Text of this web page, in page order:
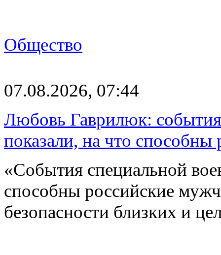
Общество
07.08.2026, 07:44
Любовь Гаврилюк:
показали, на что
«События специальной
способны российские
безопасности близких и